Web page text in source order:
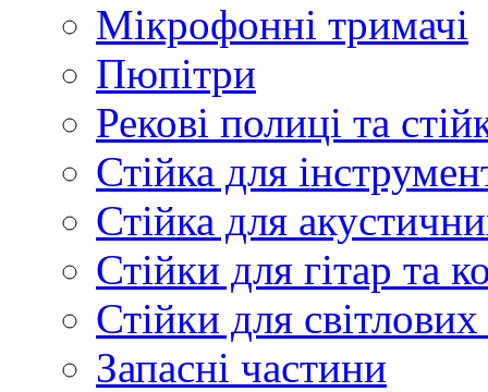
Мікрофонні тримачі
Пюпітри
Рекові полиці та
Стійка для
Стійка для
Стійки для гітар та
Стійки для
Запасні частини